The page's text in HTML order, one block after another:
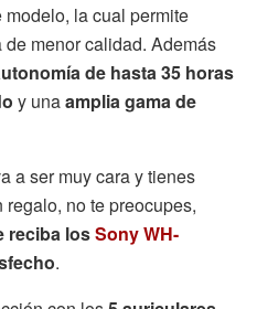
modelo, la cual permite
menor calidad. Además
de hasta 35 horas
y unaamplia gama de
a ser muy cara y tienes
no te preocupes,
reciba losSony WH-
.